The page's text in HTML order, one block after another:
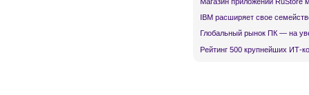
IBM расширяет свое
Глобальный рынок ПК — на
Рейтинг 500 крупнейших ИТ-